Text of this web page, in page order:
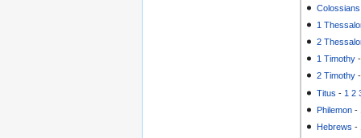
Colossians
1
2
1 Timothy
2 Timothy
Titus - 1 2
Philemon -
Hebrews -